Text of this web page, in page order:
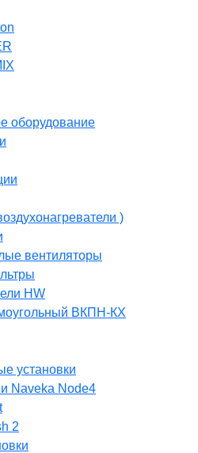
оборудование
)
вентиляторы
HW
ВКПН-КХ
установки
Naveka Node4
2